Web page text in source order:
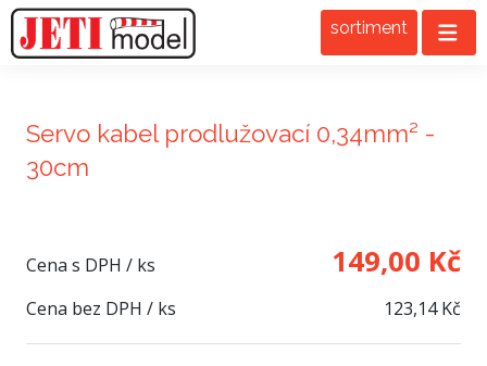
sortiment
Servo kabel prodlužovací 0,34mm² -
30cm
Cena s DPH / ks 149,00 Kč
Cena bez DPH / ks 123,14 Kč